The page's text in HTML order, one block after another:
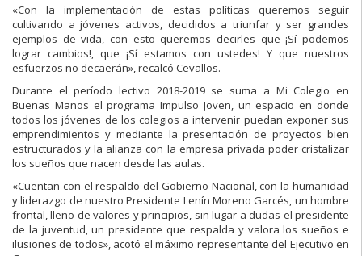
«Con la implementación de estas políticas queremos seguir
cultivando a jóvenes activos, decididos a triunfar y ser grandes
ejemplos de vida, con esto queremos decirles que ¡Sí podemos
lograr cambios!, que ¡Sí estamos con ustedes! Y que nuestros
esfuerzos no decaerán», recalcó Cevallos.
Durante el período lectivo 2018-2019 se suma a Mi Colegio en
Buenas Manos el programa Impulso Joven, un espacio en donde
todos los jóvenes de los colegios a intervenir puedan exponer sus
emprendimientos y mediante la presentación de proyectos bien
estructurados y la alianza con la empresa privada poder cristalizar
los sueños que nacen desde las aulas.
«Cuentan con el respaldo del Gobierno Nacional, con la humanidad
y liderazgo de nuestro Presidente Lenín Moreno Garcés, un hombre
frontal, lleno de valores y principios, sin lugar a dudas el presidente
de la juventud, un presidente que respalda y valora los sueños e
ilusiones de todos», acotó el máximo representante del Ejecutivo en